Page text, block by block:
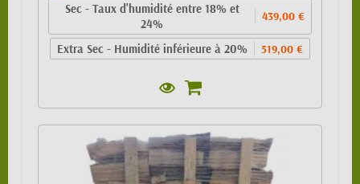
Sec - Taux d'humidité entre 18% et
24%
439,00 €
Extra Sec - Humidité inférieure à 20% 519,00 €